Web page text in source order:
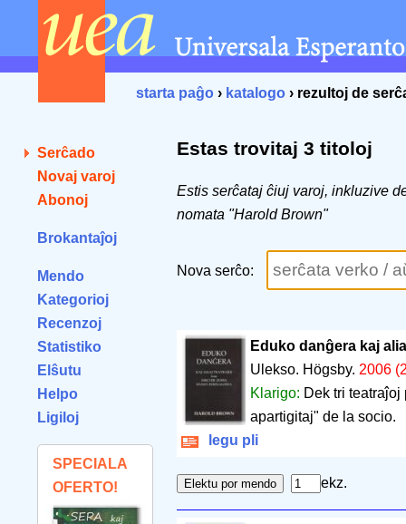
starta paĝo › katalogo › rezultoj de
Serĉado
Novaj varoj
Abonoj
Brokantaĵoj
Mendo
Kategorioj
Recenzoj
Statistiko
Elŝutu
Helpo
Ligiloj
SPECIALA
OFERTO!
Estas trovitaj 3 titoloj
Estis serĉataj ĉiuj varoj, inkluzive
nomata "Harold Brown"
Nova serĉo:
Eduko danĝera kaj
Ulekso. Högsby. 2006
Klarigo: Dek tri
apartigitaj" de la socio.
legu pli
ekz.